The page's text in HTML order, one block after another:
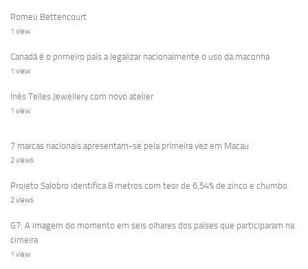
Romeu Bettencourt
1 view
Canadá é o primeiro país a legalizar nacionalmente o uso da maconha
1 view
Inês Telles Jewellery com novo atelier
1 view
7 marcas nacionais apresentam-se pela primeira vez em Macau
2 views
Projeto Salobro identifica 8 metros com teor de 6,54% de zinco e chumbo
2 views
G7: A imagem do momento em seis olhares dos países que participaram na
cimeira
1 view